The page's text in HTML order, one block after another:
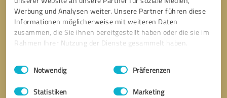
Werbung und Analysen weiter. Unsere Partner führen diese
Informationen möglicherweise mit weiteren Daten
zusammen, die Sie ihnen bereitgestellt haben oder die sie im
Rahmen Ihrer Nutzung der Dienste gesammelt haben.
Impressum Datenschutzbestimmungen
Einwilligungsauswahl
Notwendig Präferenzen
Statistiken Marketing